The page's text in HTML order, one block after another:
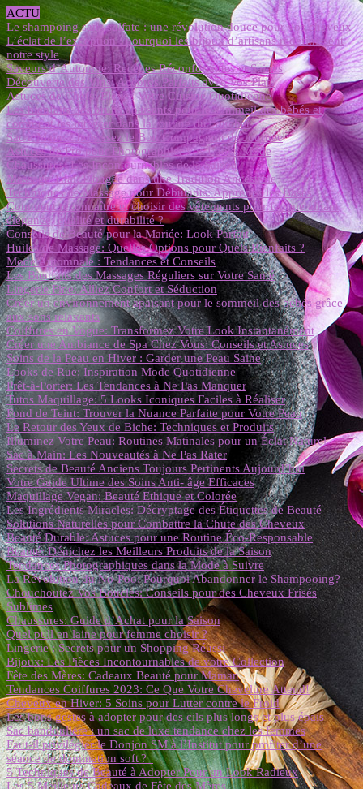
ACTU
Le shampoing sans sulfate : une révolution douce pour vos cheveux
L’éclat de l’exception : pourquoi les bijoux d’artisans redéfinissent
notre style
Saveurs d’Automne: Recettes Réconfortantes et Saines
Découverte des Vins: Accords Parfaits avec Vos Plats
Astuces de Chefs: Élevez Votre Cuisine Quotidienne
Les bienfaits des bruits apaisants pour le sommeil des bébés et
comment les intégrer dans la routine du coucher
Sac à Main: Choisissez le Bon Compagnon de Journée
Astuces de Pro pour Photographier vos Looks Mode
Chaussures: Les Incontournables de la Saison
Massage Thaï: Plongée dans une Tradition Ancestrale
Techniques de Massage pour Débutants: Apprenez les Bases
Comment reconnaître et choisir des vêtements pour femme alliant
élégance, qualité et durabilité ?
Conseils de Beauté pour la Mariée: Look Parfait
Huiles de Massage: Quelles Options pour Quels Bienfaits ?
Mode Automnale : Tendances et Conseils
Les Bienfaits des Massages Réguliers sur Votre Santé
Lingerie Fine: Alliez Confort et Séduction
Créer un environnement apaisant pour le sommeil des bébés grâce
aux sons relaxants
Coiffures en Vogue: Transformez Votre Look Instantanément
Créer une Ambiance de Spa Chez Vous: Conseils et Astuces
Soins de la Peau en Hiver : Garder une Peau Saine
Looks de Rue: Inspiration Mode Quotidienne
Prêt-à-Porter: Les Tendances à Ne Pas Manquer
Tutos Maquillage: 5 Looks Iconiques Faciles à Réaliser
Fond de Teint: Trouver la Nuance Parfaite pour Votre Peau
Le Retour des Yeux de Biche: Techniques et Produits
Illuminez Votre Peau: Routines Matinales pour un Éclat Naturel
Sac à Main: Les Nouveautés à Ne Pas Rater
Secrets de Beauté Anciens Toujours Pertinents Aujourd’hui
Votre Guide Ultime des Soins Anti- âge Efficaces
Maquillage Vegan: Beauté Ethique et Colorée
Les Ingrédients Miracles: Décryptage des Étiquettes de Beauté
Solutions Naturelles pour Combattre la Chute des Cheveux
Beauté Durable: Astuces pour une Routine Éco-Responsable
Beauté: Dénichez les Meilleurs Produits de la Saison
Tendances Photographiques dans la Mode à Suivre
La Révolution du No-Poo: Pourquoi Abandonner le Shampooing?
Chouchoutez Vos Boucles: Conseils pour des Cheveux Frisés
Sublimes
Chaussures: Guide d’Achat pour la Saison
Quel pull en laine pour femme choisir ?
Lingerie : Secrets pour un Shopping Réussi
Bijoux: Les Pièces Incontournables de votre Collection
Fête des Mères: Cadeaux Beauté pour Maman
Tendances Coiffures 2023: Ce Que Votre Chevelure Attend!
Cheveux en Hiver: 5 Soins pour Lutter contre le Froid
Les bons gestes à adopter pour des cils plus longs et plus épais
Sac bandoulière : un sac de luxe tendance chez les femmes
Faut-il privilégier le Donjon SM à l’Institut pour profiter d’une
séance de domination soft ?
5 Techniques de Beauté à Adopter Pour un Look Radieux
Les 5 Meilleurs Cadeaux de Fête des Mères